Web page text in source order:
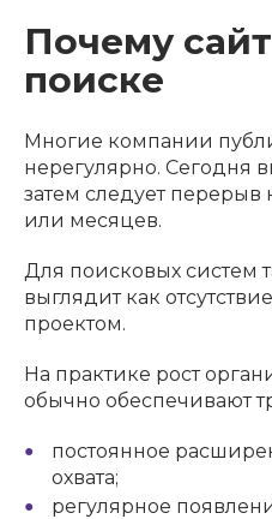
Почему
поиске
Многие компании
нерегулярно. Сегодня
затем следует перерыв
или месяцев.
Для поисковых систем
выглядит как
проектом.
На практике рост
обычно обеспечивают
постоянное
охвата;
регулярное